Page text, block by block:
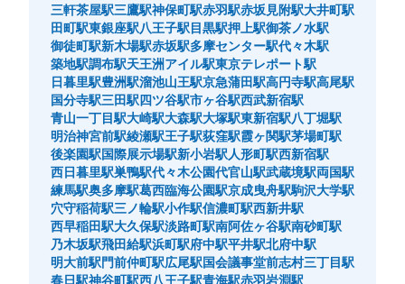
保管できる荷物数
/ ¥700 中:3/ ¥500小:4/ ¥400
支払い方法
現金, ICカード
このコインロッカーの位置を見る
豊洲pit コインロッカー
ゆりかもめ新豊洲駅から徒歩3分
本日の営業時間:00:00〜00:00
豊洲pit 入り口外 左奥
三軒茶屋駅三鷹駅神保町駅赤羽駅赤坂見附駅大井町駅
田町駅東銀座駅八王子駅目黒駅押上駅御茶ノ水駅
御徒町駅新木場駅赤坂駅多摩センター駅代々木駅
築地駅調布駅天王洲アイル駅東京テレポート駅
日暮里駅豊洲駅溜池山王駅京急蒲田駅高円寺駅高尾駅
国分寺駅三田駅四ツ谷駅市ヶ谷駅西武新宿駅
青山一丁目駅大崎駅大森駅大塚駅東新宿駅八丁堀駅
明治神宮前駅綾瀬駅王子駅荻窪駅霞ヶ関駅茅場町駅
後楽園駅国際展示場駅新小岩駅 人形町駅西新宿駅
西日暮里駅巣鴨駅代々木公園代官山駅武蔵境駅両国駅
練馬駅奥多摩駅葛西臨海公園駅京成曳舟駅駒沢大学駅
穴守稲荷駅三ノ輪駅小作駅信濃町駅西新井駅
西早稲田駅大久保駅淡路町駅南阿佐ヶ谷駅南砂町駅
乃木坂駅飛田給駅浜町駅府中駅平井駅北府中駅
明大前駅門前仲町駅広尾駅国会議事堂前志村三丁目駅
春日駅神谷町駅西八王子駅青海駅赤羽岩淵駅